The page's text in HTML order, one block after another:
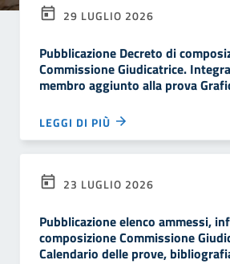
29 LUGLIO 2026
Pubblicazione Decreto di
Commissione Giudicatrice.
membro aggiunto alla prova
LEGGI DI PIÙ
23 LUGLIO 2026
Pubblicazione elenco ammessi,
composizione Commissione
Calendario delle prove,